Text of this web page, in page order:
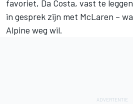
favoriet, Da Costa, vast te
in gesprek zijn met McLaren –
Alpine weg wil.